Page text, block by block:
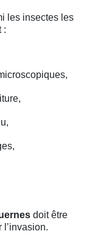
les insectes les
:
doit être